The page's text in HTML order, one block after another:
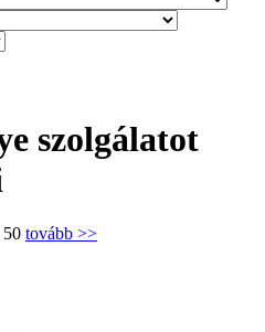
szolgálatot
50 tovább >>